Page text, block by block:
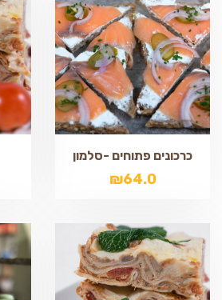
כרכונים פתוחים -סלמון
₪64.0